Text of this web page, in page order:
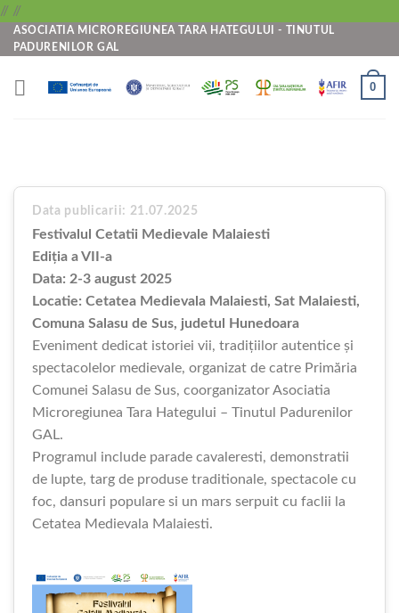
// //Skip
to
content
ASOCIATIA MICROREGIUNEA TARA HATEGULUI - TINUTUL
PADURENILOR GAL
0
Data publicarii: 21.07.2025
Festivalul Cetatii Medievale Malaiesti
Ediția a VII-a
Data: 2-3 august 2025
Locatie: Cetatea Medievala Malaiesti, Sat Malaiesti,
Comuna Salasu de Sus, judetul Hunedoara
Eveniment dedicat istoriei vii, tradițiilor autentice și
spectacolelor medievale, organizat de catre Primăria
Comunei Salasu de Sus, coorganizator Asociatia
Microregiunea Tara Hategului – Tinutul Padurenilor
GAL.
Programul include parade cavaleresti, demonstratii
de lupte, targ de produse traditionale, spectacole cu
foc, dansuri populare si un mars serpuit cu faclii la
Cetatea Medievala Malaiesti.